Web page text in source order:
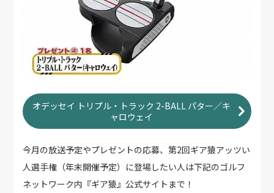
オデッセイ トリプル・トラック 2-BALL パター／キ
ャロウェイ
今月の放送予定やプレゼントの応募、第2回ギア猿アッツい
人選手権（年末開催予定）に登場したい人は下記のゴルフ
ネットワーク内『ギア猿』公式サイトまで！